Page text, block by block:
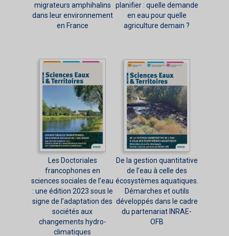
migrateurs amphihalins
dans leur environnement
en France
planifier : quelle demande
en eau pour quelle
agriculture demain ?
Les Doctoriales
francophones en
sciences sociales de l’eau
: une édition 2023 sous le
signe de l’adaptation des
sociétés aux
changements hydro-
climatiques
De la gestion quantitative
de l’eau à celle des
écosystèmes aquatiques.
Démarches et outils
développés dans le cadre
du partenariat INRAE-
OFB